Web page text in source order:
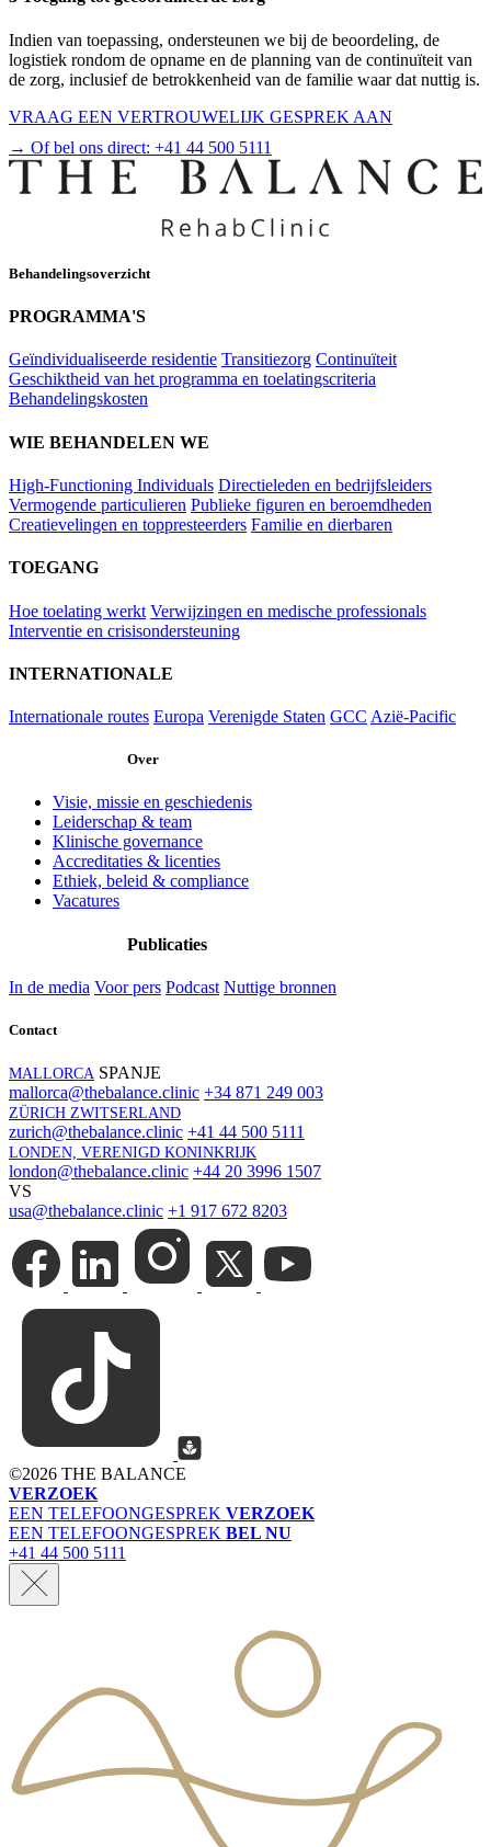
Indien van toepassing, ondersteunen we bij de beoordeling, de
logistiek rondom de opname en de planning van de continuïteit van
de zorg, inclusief de betrokkenheid van de familie waar dat nuttig is.
VRAAG EEN VERTROUWELIJK GESPREK AAN
→ Of bel ons direct: +41 44 500 5111
Behandelingsoverzicht
PROGRAMMA'S
Geïndividualiseerde residentie Transitiezorg Continuïteit
Geschiktheid van het programma en toelatingscriteria
Behandelingskosten
WIE BEHANDELEN WE
High-Functioning Individuals Directieleden en bedrijfsleiders
Vermogende particulieren Publieke figuren en beroemdheden
Creatievelingen en toppresteerders Familie en dierbaren
TOEGANG
Hoe toelating werkt Verwijzingen en medische professionals
Interventie en crisisondersteuning
INTERNATIONALE
Internationale routes Europa Verenigde Staten GCC Azië-Pacific
Over
Visie, missie en geschiedenis
Leiderschap & team
Klinische governance
Accreditaties & licenties
Ethiek, beleid & compliance
Vacatures
Publicaties
In de media Voor pers Podcast Nuttige bronnen
Contact
MALLORCA SPANJE
mallorca@thebalance.clinic +34 871 249 003
ZÜRICH ZWITSERLAND
zurich@thebalance.clinic +41 44 500 5111
LONDEN, VERENIGD KONINKRIJK
london@thebalance.clinic +44 20 3996 1507
VS
usa@thebalance.clinic +1 917 672 8203
©2026 THE BALANCE
VERZOEK
EEN TELEFOONGESPREK VERZOEK
EEN TELEFOONGESPREK BEL NU
+41 44 500 5111